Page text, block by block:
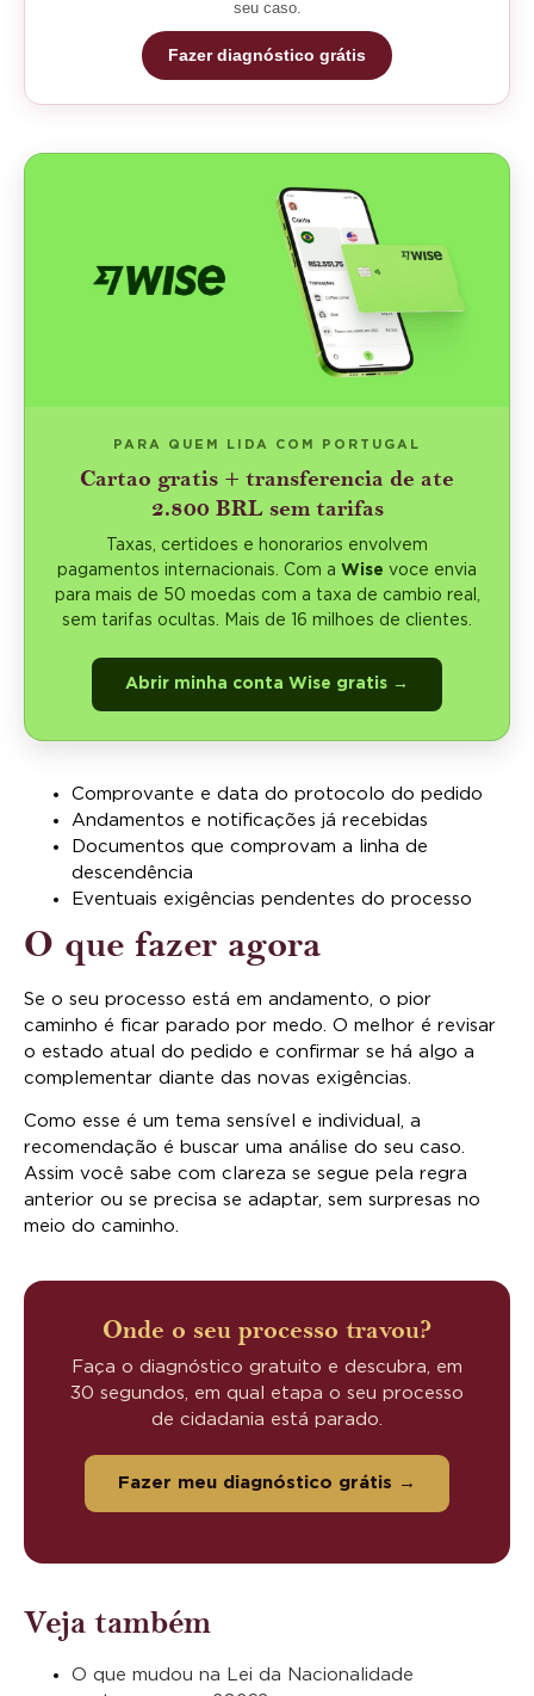
seu caso.
Fazer diagnóstico grátis
PARA QUEM LIDA COM PORTUGAL
Cartao gratis + transferencia de ate
2.800 BRL sem tarifas
Taxas, certidoes e honorarios envolvem
pagamentos internacionais. Com a Wise voce envia
para mais de 50 moedas com a taxa de cambio real,
sem tarifas ocultas. Mais de 16 milhoes de clientes.
Abrir minha conta Wise gratis →
Comprovante e data do protocolo do pedido
Andamentos e notificações já recebidas
Documentos que comprovam a linha de
descendência
Eventuais exigências pendentes do processo
O que fazer agora
Se o seu processo está em andamento, o pior
caminho é ficar parado por medo. O melhor é revisar
o estado atual do pedido e confirmar se há algo a
complementar diante das novas exigências.
Como esse é um tema sensível e individual, a
recomendação é buscar uma análise do seu caso.
Assim você sabe com clareza se segue pela regra
anterior ou se precisa se adaptar, sem surpresas no
meio do caminho.
Onde o seu processo travou?
Faça o diagnóstico gratuito e descubra, em
30 segundos, em qual etapa o seu processo
de cidadania está parado.
Fazer meu diagnóstico grátis →
Veja também
O que mudou na Lei da Nacionalidade